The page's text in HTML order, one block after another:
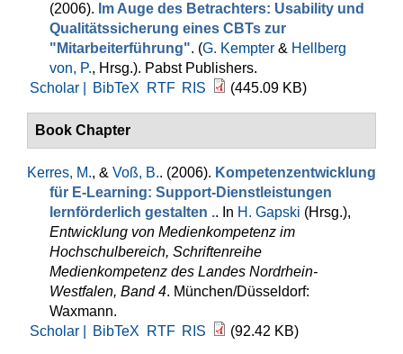
(2006). Im Auge des Betrachters: Usability und
Qualitätssicherung eines CBTs zur
"Mitarbeiterführung". (G. Kempter & Hellberg
von, P., Hrsg.). Pabst Publishers.
Scholar |
BibTeX RTF RIS (445.09 KB)
Book Chapter
Kerres, M., & Voß, B.. (2006). Kompetenzentwicklung
für E-Learning: Support-Dienstleistungen
lernförderlich gestalten .. In H. Gapski (Hrsg.),
Entwicklung von Medienkompetenz im
Hochschulbereich, Schriftenreihe
Medienkompetenz des Landes Nordrhein-
Westfalen, Band 4. München/Düsseldorf:
Waxmann.
Scholar |
BibTeX RTF RIS (92.42 KB)